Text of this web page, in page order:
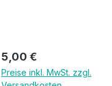
und Zusammenhänge
der einzelnen
Regulärer Preis:
5,00 €
Preise inkl. MwSt. zzgl.